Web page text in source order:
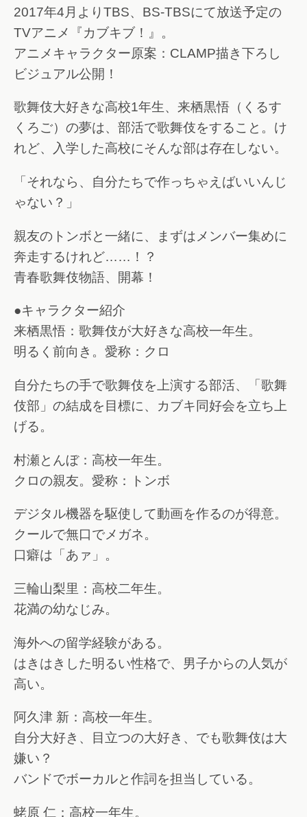
2017年4月よりTBS、BS-TBSにて放送予定の
TVアニメ『カブキブ！』。
アニメキャラクター原案：CLAMP描き下ろし
ビジュアル公開！
歌舞伎大好きな高校1年生、来栖黒悟（くるす
くろご）の夢は、部活で歌舞伎をすること。け
れど、入学した高校にそんな部は存在しない。
「それなら、自分たちで作っちゃえばいいんじ
ゃない？」
親友のトンボと一緒に、まずはメンバー集めに
奔走するけれど……！？
青春歌舞伎物語、開幕！
●キャラクター紹介
来栖黒悟：歌舞伎が大好きな高校一年生。
明るく前向き。愛称：クロ
自分たちの手で歌舞伎を上演する部活、「歌舞
伎部」の結成を目標に、カブキ同好会を立ち上
げる。
村瀬とんぼ：高校一年生。
クロの親友。愛称：トンボ
デジタル機器を駆使して動画を作るのが得意。
クールで無口でメガネ。
口癖は「あァ」。
三輪山梨里：高校二年生。
花満の幼なじみ。
海外への留学経験がある。
はきはきした明るい性格で、男子からの人気が
高い。
阿久津 新：高校一年生。
自分大好き、目立つの大好き、でも歌舞伎は大
嫌い？
バンドでボーカルと作詞を担当している。
蛯原 仁：高校一年生。